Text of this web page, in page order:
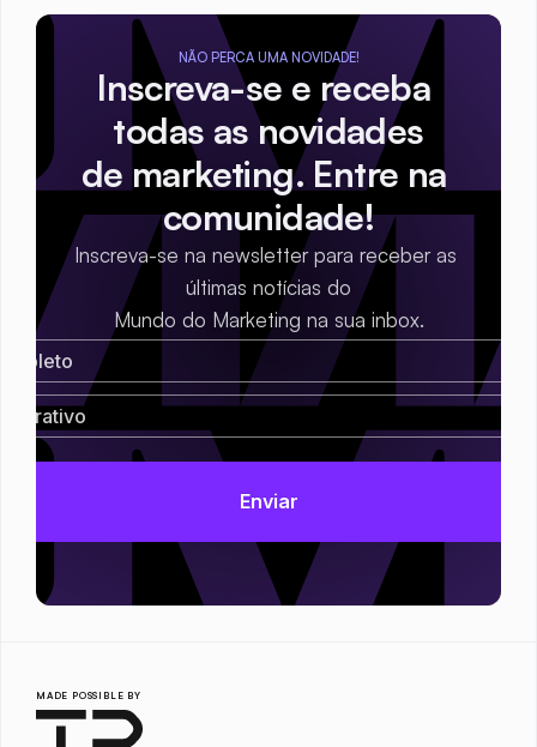
NÃO PERCA UMA NOVIDADE!
Inscreva-se e receba
todas as novidades
de marketing. Entre na
comunidade!
Inscreva-se na newsletter para receber as
últimas notícias do
Mundo do Marketing na sua inbox.
MADE POSSIBLE BY